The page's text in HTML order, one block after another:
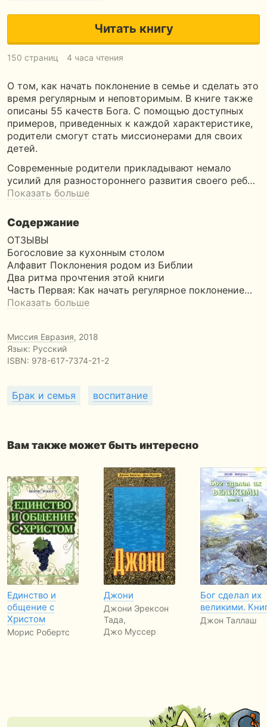
Читать книгу
150 страниц 4 часа чтения
О том, как начать поклонение в семье и сделать это
время регулярным и неповторимым. В книге также
описаны 55 качеств Бога. С помощью доступных
примеров, приведенных к каждой характеристике,
родители смогут стать миссионерами для своих
детей.
Современные родители прикладывают немало
усилий для разностороннего развития своего реб…
Показать больше
Содержание
ОТЗЫВЫ
Богословие за кухонным столом
Алфавит Поклонения родом из Библии
Два ритма прочтения этой книги
Часть Первая: Как начать регулярное поклонение…
Показать больше
Миссия Евразия, 2018
Язык: Русский
ISBN: 978-617-7374-21-2
Брак и семья воспитание
Вам также может быть интересно
Единство и
общение с
Христом
Морис Робертс
Джони
Джони Эрексон
Тада,
Джо Муссер
Бог сделал их
великими.
Джон Таллаш